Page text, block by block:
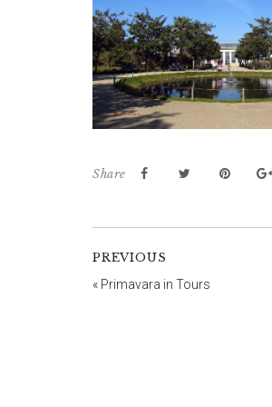
Share
PREVIOUS
« Primavara in Tours